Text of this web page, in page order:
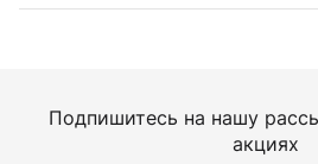
Подпишитесь на нашу
акциях